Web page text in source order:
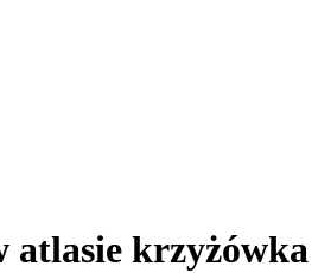
atlasie krzyżówka